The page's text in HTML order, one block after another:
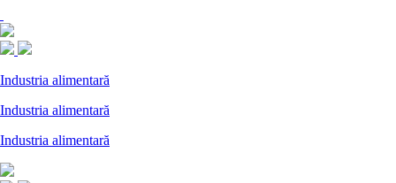
Industria alimentară
Industria alimentară
Industria alimentară